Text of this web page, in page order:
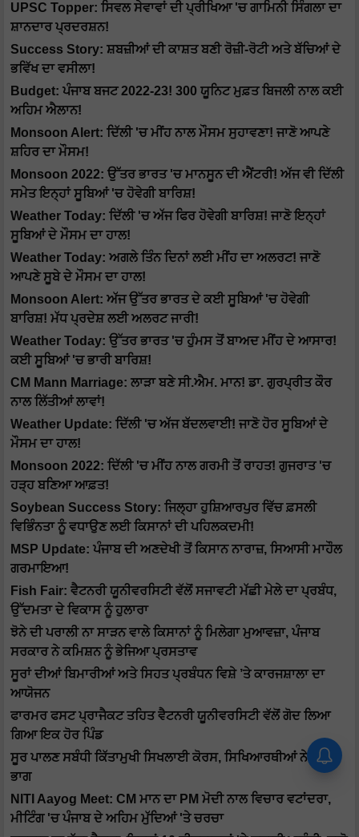
UPSC Topper: ਸਿਵਲ ਸੇਵਾਵਾਂ ਦੀ ਪ੍ਰੀਖਿਆ 'ਚ ਗਾਮਿਨੀ ਸਿੰਗਲਾ ਦਾ
ਸ਼ਾਨਦਾਰ ਪ੍ਰਦਰਸ਼ਨ!
Success Story: ਸ਼ਬਜ਼ੀਆਂ ਦੀ ਕਾਸ਼ਤ ਬਣੀ ਰੋਜ਼ੀ-ਰੋਟੀ ਅਤੇ ਬੱਚਿਆਂ ਦੇ
ਭਵਿੱਖ ਦਾ ਵਸੀਲਾ!
Budget: ਪੰਜਾਬ ਬਜਟ 2022-23! 300 ਯੂਨਿਟ ਮੁਫ਼ਤ ਬਿਜਲੀ ਨਾਲ ਕਈ
ਅਹਿਮ ਐਲਾਨ!
Monsoon Alert: ਦਿੱਲੀ 'ਚ ਮੀਂਹ ਨਾਲ ਮੌਸਮ ਸੁਹਾਵਣਾ! ਜਾਣੋ ਆਪਣੇ
ਸ਼ਹਿਰ ਦਾ ਮੌਸਮ!
Monsoon 2022: ਉੱਤਰ ਭਾਰਤ 'ਚ ਮਾਨਸੂਨ ਦੀ ਐਂਟਰੀ! ਅੱਜ ਵੀ ਦਿੱਲੀ
ਸਮੇਤ ਇਨ੍ਹਾਂ ਸੂਬਿਆਂ 'ਚ ਹੋਵੇਗੀ ਬਾਰਿਸ਼!
Weather Today: ਦਿੱਲੀ 'ਚ ਅੱਜ ਫਿਰ ਹੋਵੇਗੀ ਬਾਰਿਸ਼! ਜਾਣੋ ਇਨ੍ਹਾਂ
ਸੂਬਿਆਂ ਦੇ ਮੌਸਮ ਦਾ ਹਾਲ!
Weather Today: ਅਗਲੇ ਤਿੰਨ ਦਿਨਾਂ ਲਈ ਮੀਂਹ ਦਾ ਅਲਰਟ! ਜਾਣੋ
ਆਪਣੇ ਸੂਬੇ ਦੇ ਮੌਸਮ ਦਾ ਹਾਲ!
Monsoon Alert: ਅੱਜ ਉੱਤਰ ਭਾਰਤ ਦੇ ਕਈ ਸੂਬਿਆਂ 'ਚ ਹੋਵੇਗੀ
ਬਾਰਿਸ਼! ਮੱਧ ਪ੍ਰਦੇਸ਼ ਲਈ ਅਲਰਟ ਜਾਰੀ!
Weather Today: ਉੱਤਰ ਭਾਰਤ 'ਚ ਹੁੰਮਸ ਤੋਂ ਬਾਅਦ ਮੀਂਹ ਦੇ ਆਸਾਰ!
ਕਈ ਸੂਬਿਆਂ 'ਚ ਭਾਰੀ ਬਾਰਿਸ਼!
CM Mann Marriage: ਲਾੜਾ ਬਣੇ ਸੀ.ਐਮ. ਮਾਨ! ਡਾ. ਗੁਰਪ੍ਰੀਤ ਕੌਰ
ਨਾਲ ਲਿੱਤੀਆਂ ਲਾਵਾਂ!
Weather Update: ਦਿੱਲੀ 'ਚ ਅੱਜ ਬੱਦਲਵਾਈ! ਜਾਣੋ ਹੋਰ ਸੂਬਿਆਂ ਦੇ
ਮੌਸਮ ਦਾ ਹਾਲ!
Monsoon 2022: ਦਿੱਲੀ 'ਚ ਮੀਂਹ ਨਾਲ ਗਰਮੀ ਤੋਂ ਰਾਹਤ! ਗੁਜਰਾਤ 'ਚ
ਹੜ੍ਹ ਬਣਿਆ ਆਫ਼ਤ!
Soybean Success Story: ਜਿਲ੍ਹਾ ਹੁਸ਼ਿਆਰਪੁਰ ਵਿੱਚ ਫ਼ਸਲੀ
ਵਿਭਿੰਨਤਾ ਨੂੰ ਵਧਾਉਣ ਲਈ ਕਿਸਾਨਾਂ ਦੀ ਪਹਿਲਕਦਮੀ!
MSP Update: ਪੰਜਾਬ ਦੀ ਅਣਦੇਖੀ ਤੋਂ ਕਿਸਾਨ ਨਾਰਾਜ਼, ਸਿਆਸੀ ਮਾਹੌਲ
ਗਰਮਾਇਆ!
Fish Fair: ਵੈਟਨਰੀ ਯੂਨੀਵਰਸਿਟੀ ਵੱਲੋਂ ਸਜਾਵਟੀ ਮੱਛੀ ਮੇਲੇ ਦਾ ਪ੍ਰਬੰਧ,
ਉੱਦਮਤਾ ਦੇ ਵਿਕਾਸ ਨੂੰ ਹੁਲਾਰਾ
ਝੋਨੇ ਦੀ ਪਰਾਲੀ ਨਾ ਸਾੜਨ ਵਾਲੇ ਕਿਸਾਨਾਂ ਨੂੰ ਮਿਲੇਗਾ ਮੁਆਵਜ਼ਾ, ਪੰਜਾਬ
ਸਰਕਾਰ ਨੇ ਕਮਿਸ਼ਨ ਨੂੰ ਭੇਜਿਆ ਪ੍ਰਸਤਾਵ
ਸੂਰਾਂ ਦੀਆਂ ਬਿਮਾਰੀਆਂ ਅਤੇ ਸਿਹਤ ਪ੍ਰਬੰਧਨ ਵਿਸ਼ੇ ’ਤੇ ਕਾਰਜਸ਼ਾਲਾ ਦਾ
ਆਯੋਜਨ
ਫਾਰਮਰ ਫਸਟ ਪ੍ਰਾਜੈਕਟ ਤਹਿਤ ਵੈਟਨਰੀ ਯੂਨੀਵਰਸਿਟੀ ਵੱਲੋਂ ਗੋਦ ਲਿਆ
ਗਿਆ ਇਕ ਹੋਰ ਪਿੰਡ
ਸੂਰ ਪਾਲਣ ਸਬੰਧੀ ਕਿੱਤਾਮੁਖੀ ਸਿਖਲਾਈ ਕੋਰਸ, ਸਿਖਿਆਰਥੀਆਂ ਨੇ ਲਿਆ
ਭਾਗ
NITI Aayog Meet: CM ਮਾਨ ਦਾ PM ਮੋਦੀ ਨਾਲ ਵਿਚਾਰ ਵਟਾਂਦਰਾ,
ਮੀਟਿੰਗ 'ਚ ਪੰਜਾਬ ਦੇ ਅਹਿਮ ਮੁੱਦਿਆਂ 'ਤੇ ਚਰਚਾ